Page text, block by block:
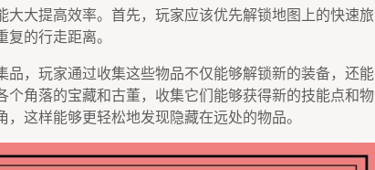
大提高效率。首先，玩家应该优先解锁地图上的快速旅
的行走距离。
品，玩家通过收集这些物品不仅能够解锁新的装备，还能
个角落的宝藏和古董，收集它们能够获得新的技能点和物
这样能够更轻松地发现隐藏在远处的物品。